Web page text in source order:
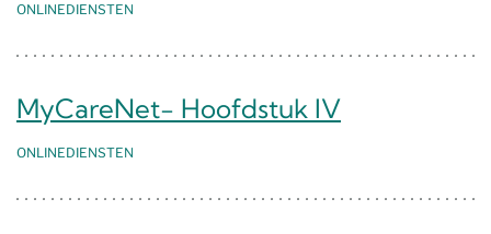
ONLINEDIENSTEN
MyCareNet- Hoofdstuk IV
ONLINEDIENSTEN